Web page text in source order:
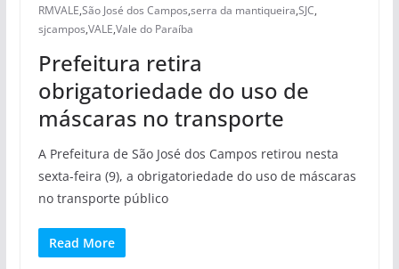
RMVALE,São José dos Campos,serra da mantiqueira,SJC,
sjcampos,VALE,Vale do Paraíba
Prefeitura retira
obrigatoriedade do uso de
máscaras no transporte
A Prefeitura de São José dos Campos retirou nesta
sexta-feira (9), a obrigatoriedade do uso de máscaras
no transporte público
Read More